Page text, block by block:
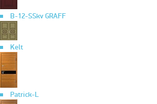
B-12-SSkv GRAFF
Kelt
Patrick-L